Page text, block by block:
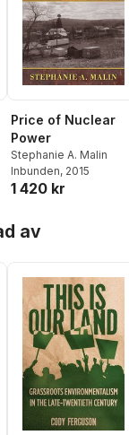
Price of Nuclear
Power
Stephanie A. Malin
Inbunden, 2015
1 420 kr
av